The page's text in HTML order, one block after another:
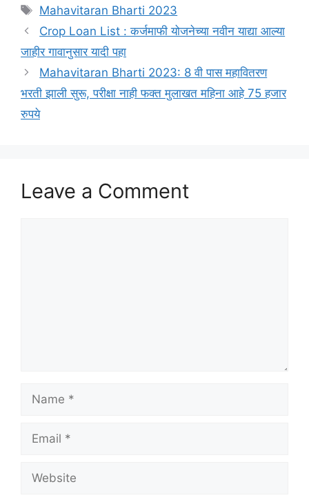
Tags
Mahavitaran Bharti 2023
Crop Loan List : कर्जमाफी योजनेच्या नवीन याद्या आल्या
जाहीर गावानुसार यादी पहा
Mahavitaran Bharti 2023: 8 वी पास महावितरण
भरती झाली सुरू, परीक्षा नाही फक्त मुलाखत महिना आहे 75 हजार
रुपये
Leave a Comment
Name
Email
Website